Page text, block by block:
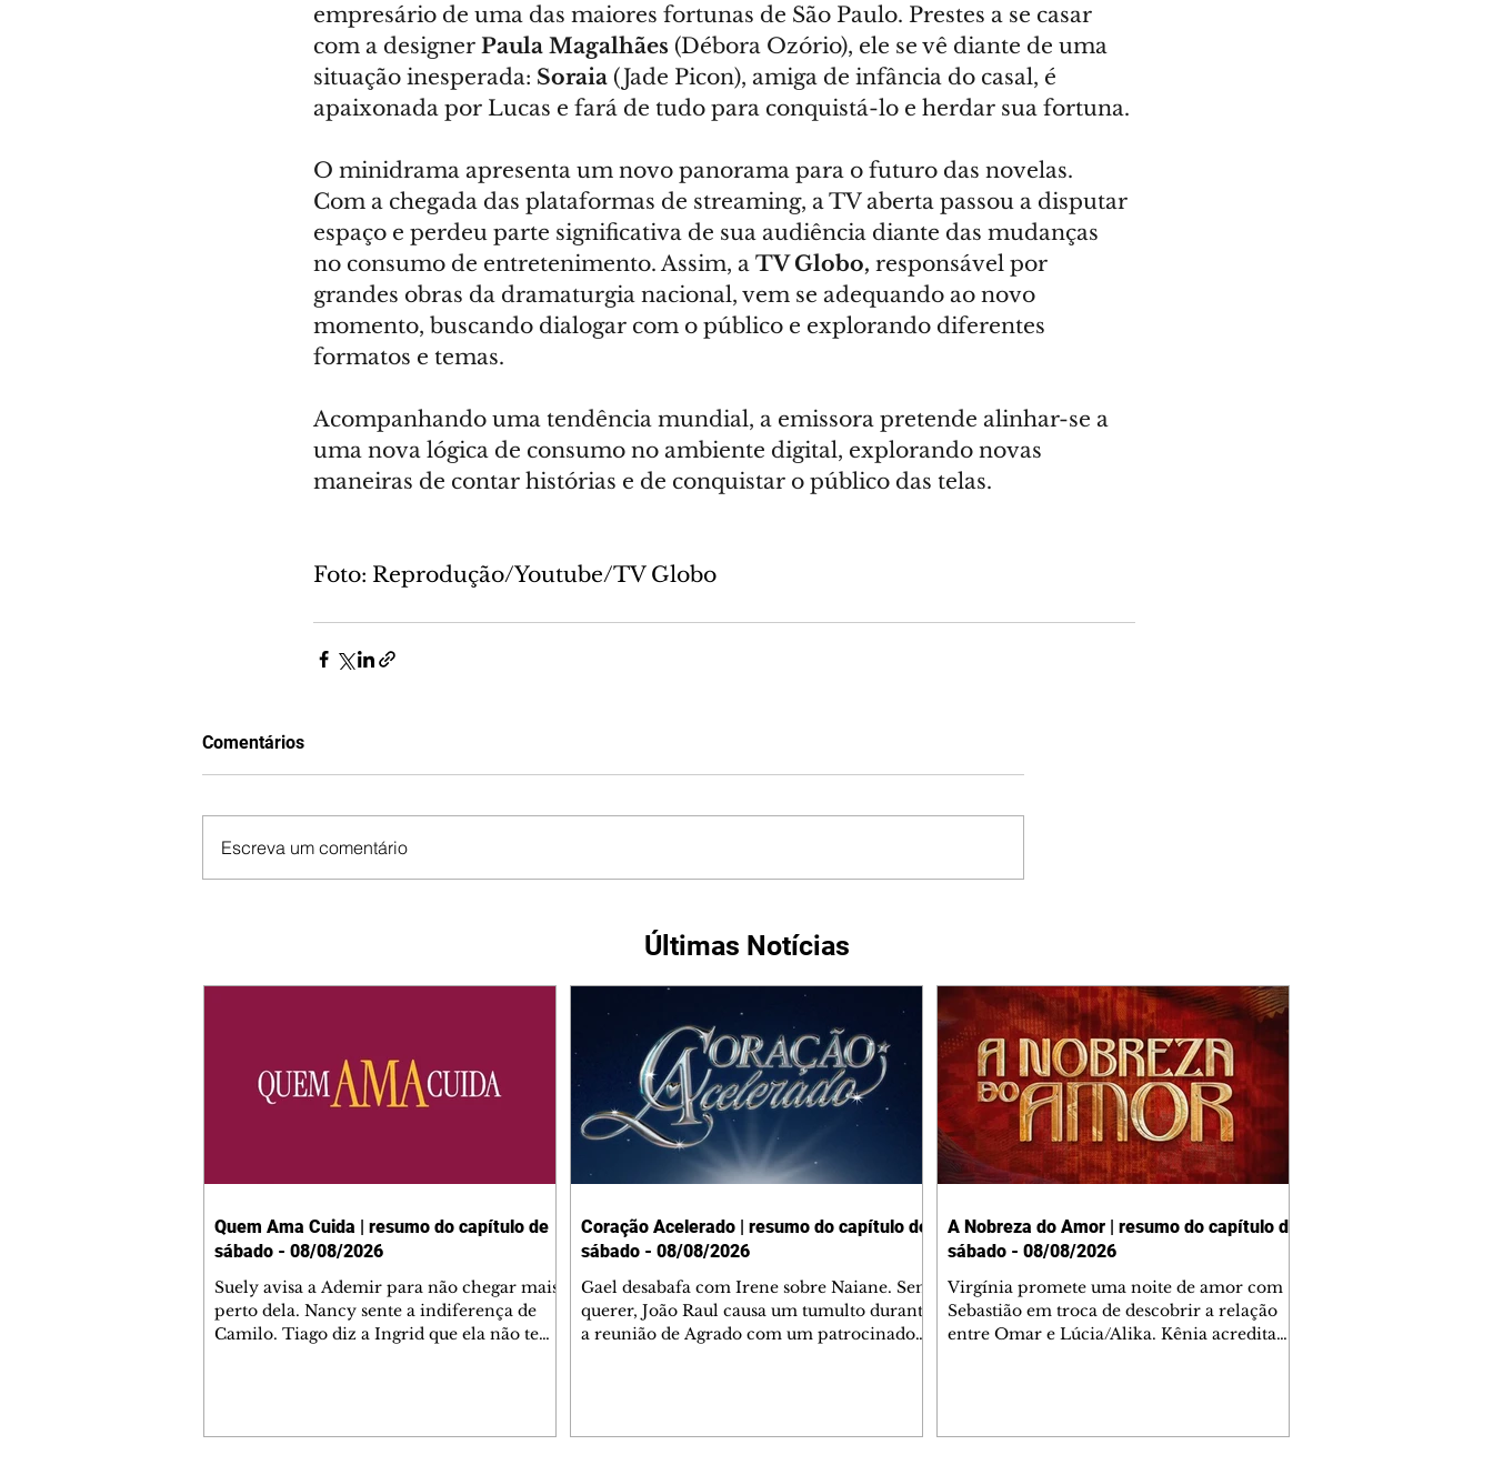
empresário de uma das maiores fortunas de São Paulo. Prestes a se casar
com a designer Paula Magalhães (Débora Ozório), ele se vê diante de uma
situação inesperada: Soraia (Jade Picon), amiga de infância do casal, é
apaixonada por Lucas e fará de tudo para conquistá-lo e herdar sua fortuna.
O minidrama apresenta um novo panorama para o futuro das novelas.
Com a chegada das plataformas de streaming, a TV aberta passou a disputar
espaço e perdeu parte significativa de sua audiência diante das mudanças
no consumo de entretenimento. Assim, a TV Globo, responsável por
grandes obras da dramaturgia nacional, vem se adequando ao novo
momento, buscando dialogar com o público e explorando diferentes
formatos e temas.
Acompanhando uma tendência mundial, a emissora pretende alinhar-se a
uma nova lógica de consumo no ambiente digital, explorando novas
maneiras de contar histórias e de conquistar o público das telas.
Foto: Reprodução/Youtube/TV Globo
Comentários
Escreva um comentário
Últimas Notícias
Quem Ama Cuida | resumo do capítulo de
sábado - 08/08/2026
Suely avisa a Ademir para não chegar mais
perto dela. Nancy sente a indiferença de
Camilo. Tiago diz a Ingrid que ela não tem
Coração Acelerado | resumo do capítulo de
sábado - 08/08/2026
Gael desabafa com Irene sobre Naiane. Sem
querer, João Raul causa um tumulto durante
a reunião de Agrado com um patrocinador.
A Nobreza do Amor | resumo do capítulo de
sábado - 08/08/2026
Virgínia promete uma noite de amor com
Sebastião em troca de descobrir a relação
entre Omar e Lúcia/Alika. Kênia acredita